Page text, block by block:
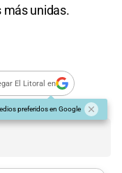
más unidas.
El Litoral en
preferidos en Google